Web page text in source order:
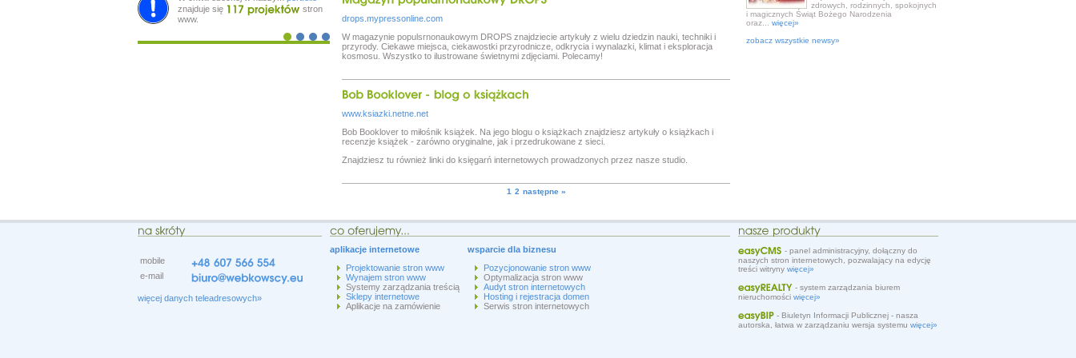
znajduje się
stron
www.
drops.mypressonline.com
W magazynie populsrnonaukowym DROPS znajdziecie artykuły z wielu dziedzin nauki, techniki i
przyrody. Ciekawe miejsca, ciekawostki przyrodnicze, odkrycia i wynalazki, klimat i eksploracja
kosmosu. Wszystko to ilustrowane świetnymi zdjęciami. Polecamy!
www.ksiazki.netne.net
Bob Booklover to miłośnik książek. Na jego blogu o książkach znajdziesz artykuły o książkach i
recenzje książek - zarówno oryginalne, jak i przedrukowane z sieci.
Znajdziesz tu również linki do księgarń internetowych prowadzonych przez nasze studio.
1 2 następne »
zdrowych, rodzinnych, spokojnych
i magicznych Świąt Bożego Narodzenia
oraz... więcej»
zobacz wszystkie newsy»
mobile
e-mail
więcej danych teleadresowych»
aplikacje internetowe
Projektowanie stron www
Wynajem stron www
Systemy zarządzania treścią
Sklepy internetowe
Aplikacje na zamówienie
wsparcie dla biznesu
Pozycjonowanie stron www
Optymalizacja stron www
Audyt stron internetowych
Hosting i rejestracja domen
Serwis stron internetowych
- panel administracyjny, dołączny do
naszych stron internetowych, pozwalający na edycję
treści witryny więcej»
- system zarządzania biurem
nieruchomości więcej»
- Biuletyn Informacji Publicznej - nasza
autorska, łatwa w zarządzaniu wersja systemu więcej»